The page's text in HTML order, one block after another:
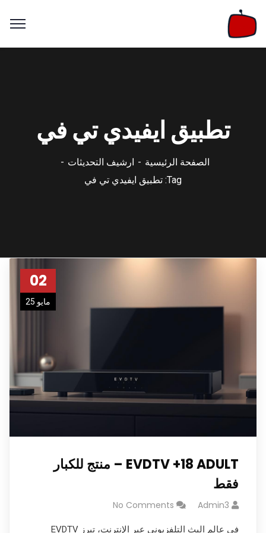
تطبيق ايفيدي تي في
الصفحة الرئيسية
ارشيف التحديثات
Tag: تطبيق ايفيدي تي في
02
مايو 25
EVDTV +18 ADULT – منتج للكبار
فقط
Admin3
No Comments
في عالم البث التلفزيوني عبر الإنترنت، تبرز EVDTV